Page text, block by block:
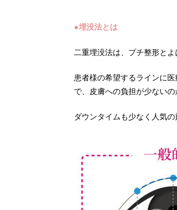
●埋没法とは
二重埋没法は、プチ整形と
患者様の希望するラインに
で、皮膚への負担が少ないの
ダウンタイムも少なく人気の